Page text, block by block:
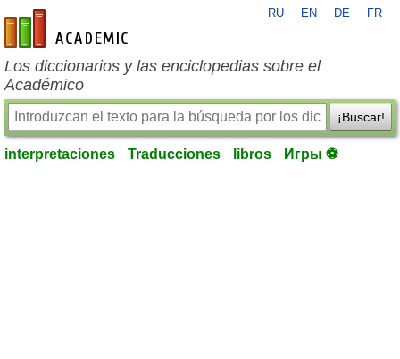
es-academic.com
RU EN DE FR
Los diccionarios y las enciclopedias sobre el
Académico
¡Buscar!
interpretaciones Traducciones libros Игры ⚽